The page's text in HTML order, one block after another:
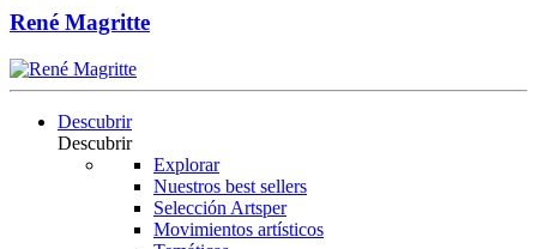
René Magritte
Descubrir
Descubrir
Explorar
Nuestros best sellers
Selección Artsper
Movimientos artísticos